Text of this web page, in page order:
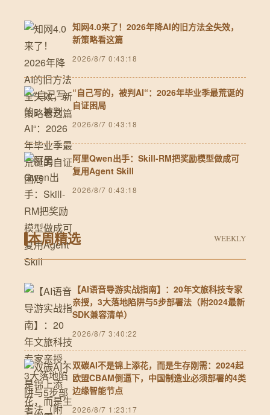
知网4.0来了！2026年降AI的旧方法全失效，
新策略看这篇
2026/8/7 0:43:18
“自己写的，被判AI“：2026年毕业季最荒诞的
自证困局
2026/8/7 0:43:18
阿里Qwen出手：Skill-RM把奖励模型做成可
复用Agent Skill
2026/8/7 0:43:18
本周精选 WEEKLY
【AI语音导游实战指南】：20年文旅科技专家
亲授，3大落地陷阱与5步部署法（附2024最新
SDK兼容清单）
2026/8/7 3:40:22
双碳AI不是锦上添花，而是生存刚需：2024起
欧盟CBAM倒逼下，中国制造业必须部署的4类
边缘智能节点
2026/8/7 1:23:17